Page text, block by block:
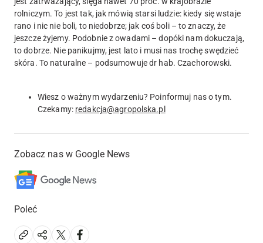
rolniczym. To jest tak, jak mówią starsi ludzie: kiedy się wstaje
rano i nic nie boli, to niedobrze; jak coś boli – to znaczy, że
jeszcze żyjemy. Podobnie z owadami – dopóki nam dokuczają,
to dobrze. Nie panikujmy, jest lato i musi nas trochę swędzieć
skóra. To naturalne – podsumowuje dr hab. Czachorowski.
Wiesz o ważnym wydarzeniu? Poinformuj nas o tym.
Czekamy: redakcja@agropolska.pl
Zobacz nas w Google News
Poleć